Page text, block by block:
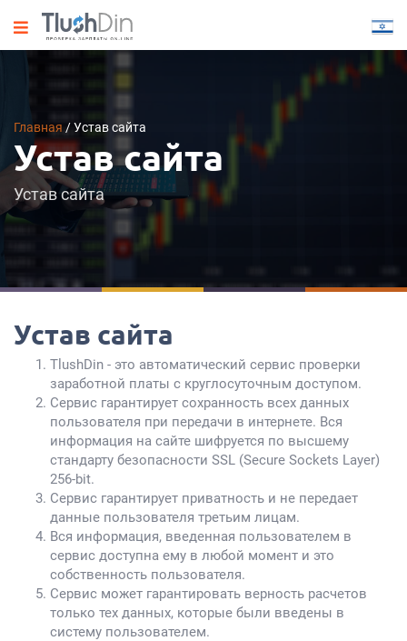
Главная /Устав сайта
Устав сайта
Устав сайта
Устав сайта
TlushDin - это автоматический сервис проверки
заработной платы с круглосуточным доступом.
Сервис гарантирует сохранность всех данных
пользователя при передачи в интернете. Вся
информация на сайте шифруется по высшему
стандарту безопасности SSL (Secure Sockets Layer)
256-bit.
Сервис гарантирует приватность и не передает
данные пользователя третьим лицам.
Вся информация, введенная пользователем в
сервис доступна ему в любой момент и это
собственность пользователя.
Сервис может гарантировать верность расчетов
только тех данных, которые были введены в
систему пользователем.